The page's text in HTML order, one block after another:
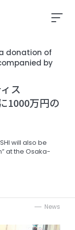
donation of
by
ス
1000万円の
will also be
at the Osaka-
News